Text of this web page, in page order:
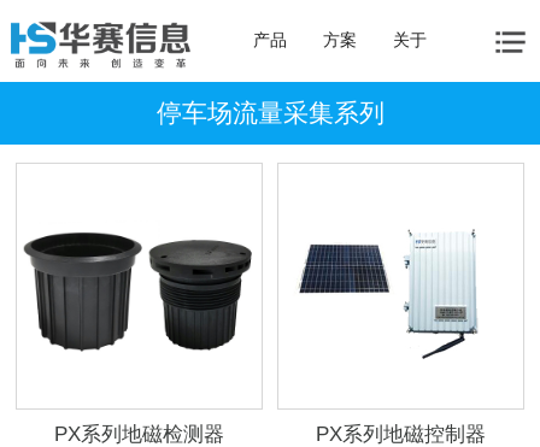
产品 方案 关于
停车场流量采集系列
PX系列地磁检测器 PX系列地磁控制器